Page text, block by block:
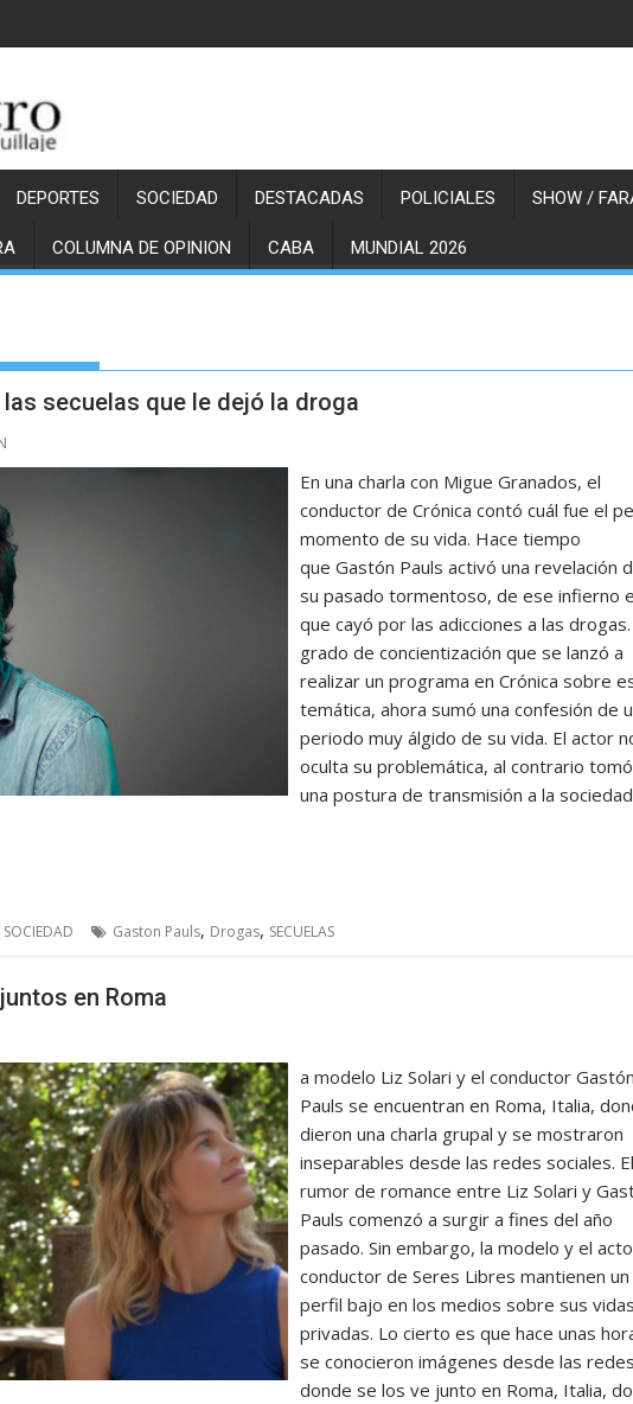
DEPORTES SOCIEDAD DESTACADAS POLICIALES SHOW /
COLUMNA DE OPINION CABA MUNDIAL 2026
secuelas que le dejó la droga
En una charla con Migue Granados, el
conductor de Crónica contó cuál fue el
momento de su vida. Hace tiempo
que Gastón Pauls activó una revelación
su pasado tormentoso, de ese infierno
que cayó por las adicciones a las
grado de concientización que se lanzó a
realizar un programa en Crónica sobre
temática, ahora sumó una confesión de
periodo muy álgido de su vida. El actor
oculta su problemática, al contrario tomó
una postura de transmisión a la
SOCIEDAD Gaston Pauls, Drogas, SECUELAS
en Roma
a modelo Liz Solari y el conductor Gastón
Pauls se encuentran en Roma, Italia,
dieron una charla grupal y se mostraron
inseparables desde las redes sociales. El
rumor de romance entre Liz Solari y
Pauls comenzó a surgir a fines del año
pasado. Sin embargo, la modelo y el
conductor de Seres Libres mantienen un
perfil bajo en los medios sobre sus vidas
privadas. Lo cierto es que hace unas
se conocieron imágenes desde las redes
donde se los ve junto en Roma, Italia,